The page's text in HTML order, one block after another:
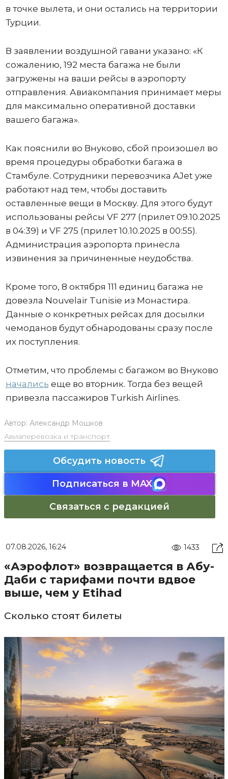
в точке вылета, и они остались на территории
Турции.
В заявлении воздушной гавани указано: «К
сожалению, 192 места багажа не были
загружены на ваши рейсы в аэропорту
отправления. Авиакомпания принимает меры
для максимально оперативной доставки
вашего багажа».
Как пояснили во Внуково, сбой произошел во
время процедуры обработки багажа в
Стамбуле. Сотрудники перевозчика AJet уже
работают над тем, чтобы доставить
оставленные вещи в Москву. Для этого будут
использованы рейсы VF 277 (прилет 09.10.2025
в 04:39) и VF 275 (прилет 10.10.2025 в 00:55).
Администрация аэропорта принесла
извинения за причиненные неудобства.
Кроме того, 8 октября 111 единиц багажа не
довезла Nouvelair Tunisie из Монастира.
Данные о конкретных рейсах для досылки
чемоданов будут обнародованы сразу после
их поступления.
Отметим, что проблемы с багажом во Внуково
начались еще во вторник. Тогда без вещей
привезла пассажиров Turkish Airlines.
Автор: Александр Мошков
Авиаперевозка и транспорт
Обсудить новость
Подписаться в MAX
Связаться с редакцией
07.08.2026, 16:24 1433
«Аэрофлот» возвращается в Абу-
Даби с тарифами почти вдвое
выше, чем у Etihad
Сколько стоят билеты